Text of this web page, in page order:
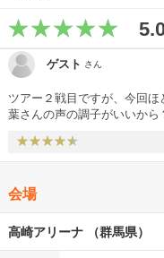
ゲスト さん
ツアー２戦目ですが、今回
葉さんの声の調子がいいから
戦、全力で挑みます
会場
高崎アリーナ （群馬県）